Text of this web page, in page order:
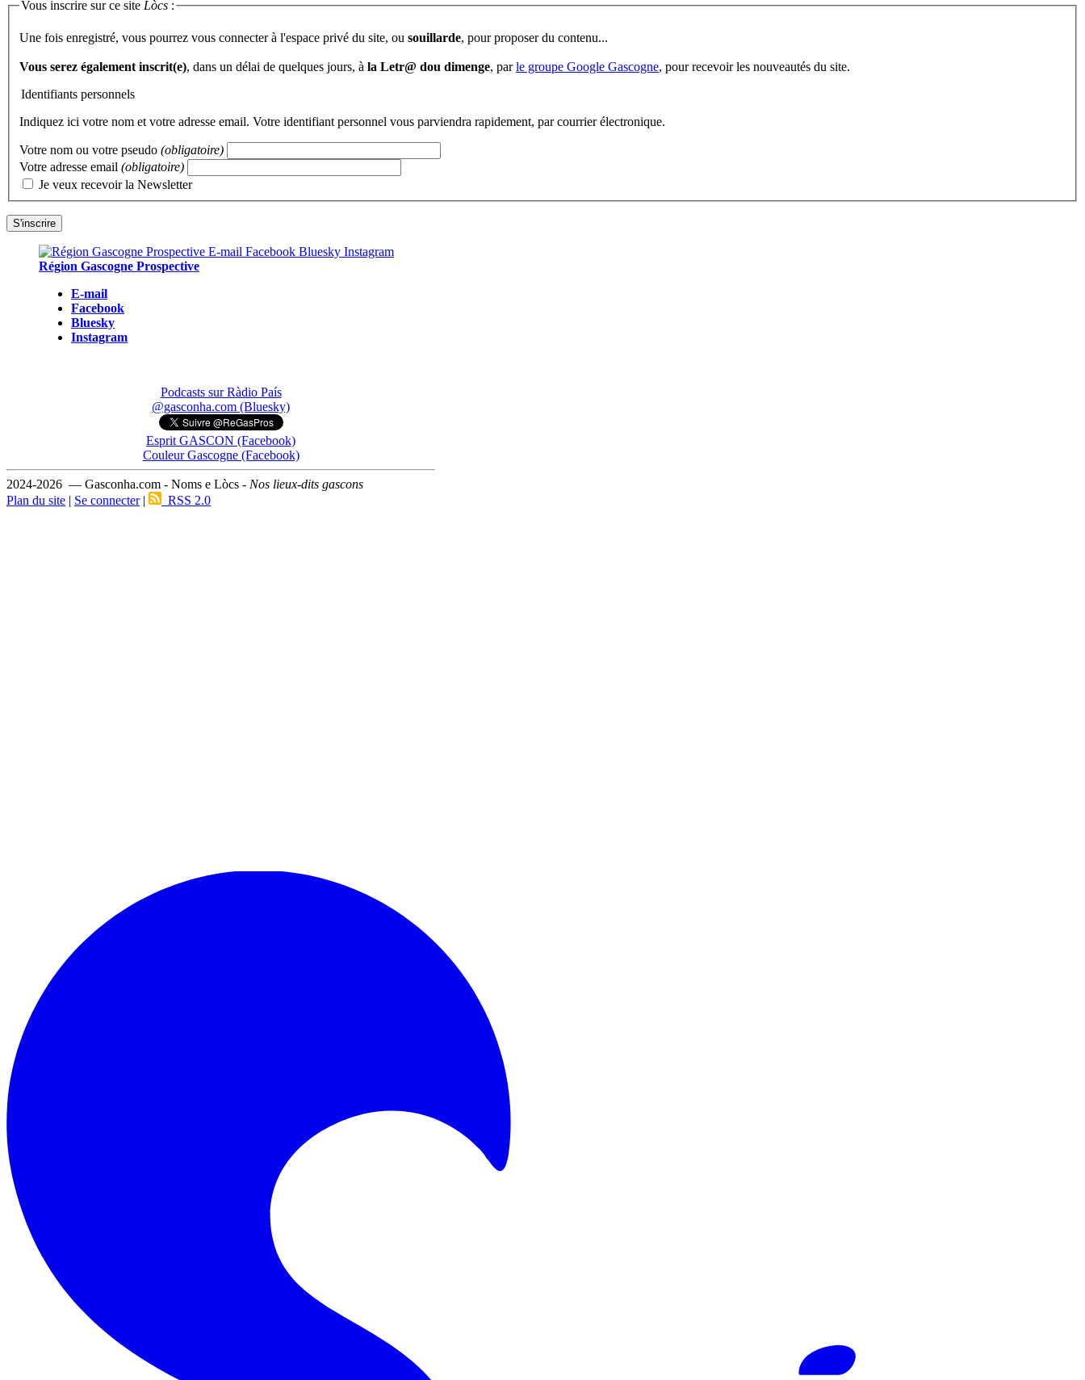
Vous inscrire sur ce site Lòcs :
Une fois enregistré, vous pourrez vous connecter à l'espace privé du site, ou souillarde , pour proposer du contenu...
Vous serez également inscrit(e), dans un délai de quelques jours, à la Letr@ dou dimenge, parle groupe Google Gascogne, pour recevoir les nouveautés du site.
Identifiants personnels
Indiquez ici votre nom et votre adresse email. Votre identifiant personnel vous parviendra rapidement, par courrier électronique.
Votre nom ou votre pseudo (obligatoire)
Votre adresse email (obligatoire)
Je veux recevoir la Newsletter
Région Gascogne Prospective
E-mail
Facebook
Bluesky
Instagram
Podcasts sur Ràdio País
@gasconha.com (Bluesky)
Esprit GASCON (Facebook)
Couleur Gascogne (Facebook)
2024-2026 — Gasconha.com - Noms e Lòcs - Nos lieux-dits gascons
Plan du site | Se connecter| RSS 2.0